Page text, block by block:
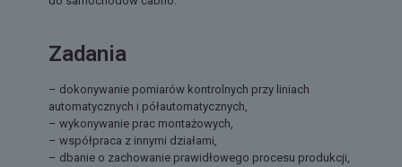
Zadania
– dokonywanie pomiarów kontrolnych przy liniach
automatycznych i półautomatycznych,
– wykonywanie prac montażowych,
– współpraca z innymi działami,
– dbanie o zachowanie prawidłowego procesu produkcji,